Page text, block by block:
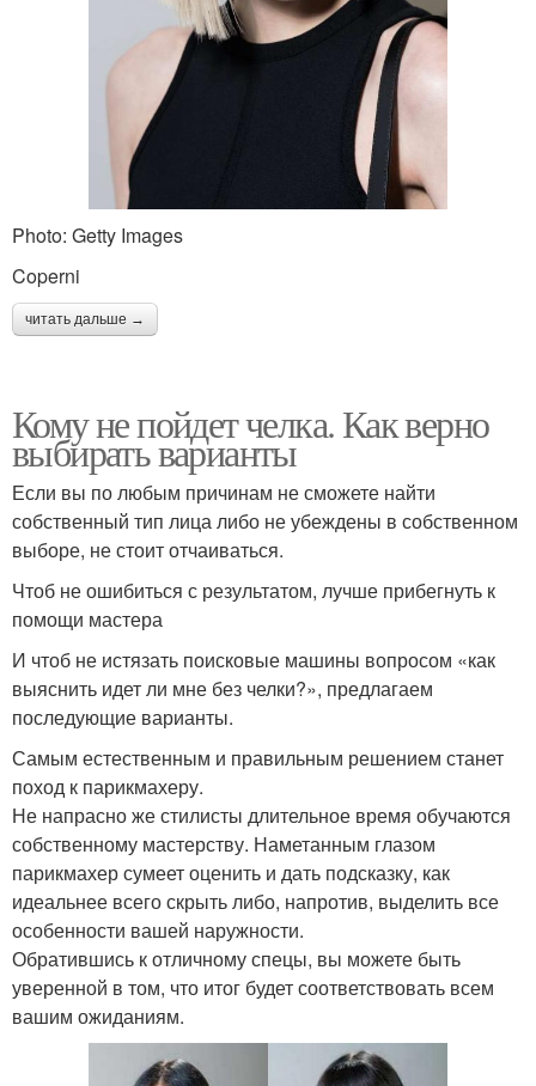
Photo: Getty Images
Coperni
читать дальше →
Кому не пойдет челка. Как верно
выбирать варианты
Если вы по любым причинам не сможете найти
собственный тип лица либо не убеждены в собственном
выборе, не стоит отчаиваться.
Чтоб не ошибиться с результатом, лучше прибегнуть к
помощи мастера
И чтоб не истязать поисковые машины вопросом «как
выяснить идет ли мне без челки?», предлагаем
последующие варианты.
Самым естественным и правильным решением станет
поход к парикмахеру.
Не напрасно же стилисты длительное время обучаются
собственному мастерству. Наметанным глазом
парикмахер сумеет оценить и дать подсказку, как
идеальнее всего скрыть либо, напротив, выделить все
особенности вашей наружности.
Обратившись к отличному спецы, вы можете быть
уверенной в том, что итог будет соответствовать всем
вашим ожиданиям.